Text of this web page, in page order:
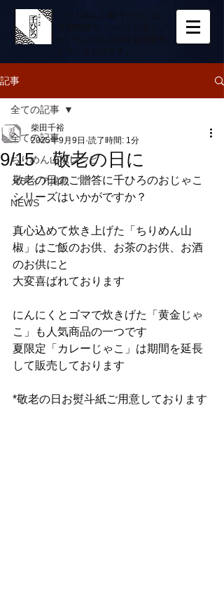
「ちりめん山椒 千ひろ」は、
京都西陣で「ふっくら柔ら
か」ちりめん山椒を製造販売
しているお店です。
記事
全ての記事
ちりめん山椒レシピ
メディア掲載
NEWS
全ての記事
9/15 敬老の日に
柴田千裕
2025年9月9日 読了時間: 1分
敬老の日のご贈答に千ひろのおじゃこ
シリーズはいかがですか？
真心込めて炊き上げた「ちりめん山
椒」はご飯のお供、お茶のお供、お酒
のお供にと
大変喜ばれております
にんにくとゴマで炊きげた「黄金じゃ
こ」も人気商品の一つです
夏限定「カレーじゃこ」は期間を延長
して販売しております
*敬老の日お熨斗紙ご用意しております